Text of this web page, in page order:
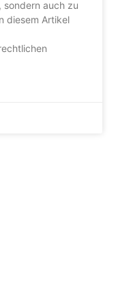
auch zu
diesem Artikel